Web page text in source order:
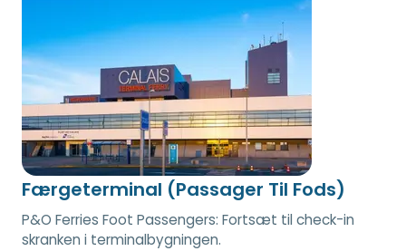
Færgeterminal (Passager Til Fods)
P&O Ferries Foot Passengers: Fortsæt til check-in
skranken i terminalbygningen.